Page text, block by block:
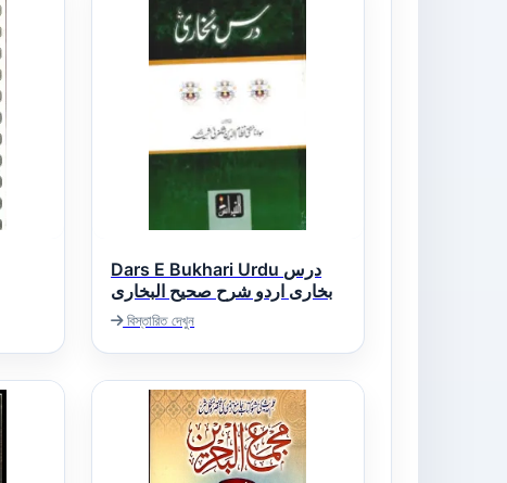
Dars E Bukhari Urdu درس
بخاری اردو شرح صحیح البخاری
বিস্তারিত দেখুন